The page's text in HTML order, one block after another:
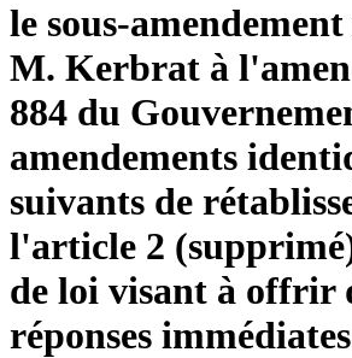
le sous-amendement
M. Kerbrat à
884 du
amendements
suivants de
l'article 2
de loi visant à offrir
réponses